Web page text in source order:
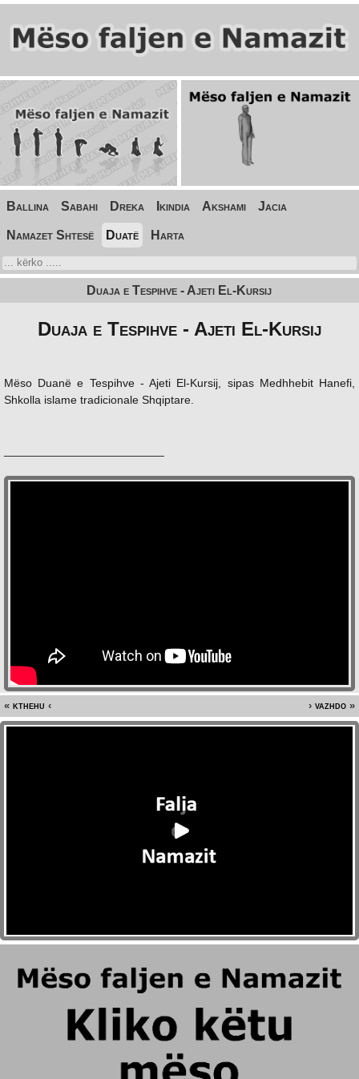
Ballina Sabahi Dreka Ikindia Akshami Jacia
Namazet Shtesë Duatë Harta
Duaja e Tespihve - Ajeti El-Kursij
Duaja e Tespihve - Ajeti El-Kursij
Mëso Duanë e Tespihve - Ajeti El-Kursij, sipas Medhhebit Hanefi,
Shkolla islame tradicionale Shqiptare.
kthehu vazhdo